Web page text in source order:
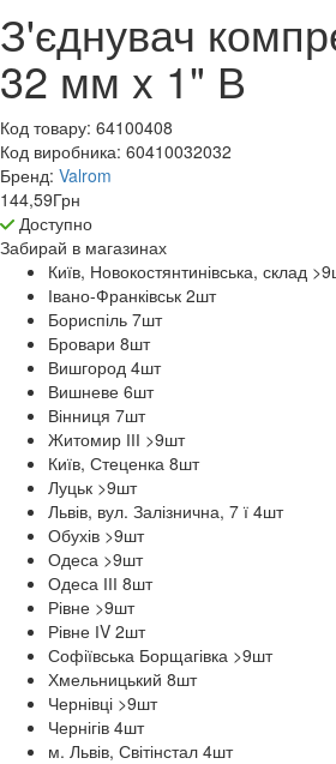
З'єднувач
32 мм x 1" В
Код товару: 64100408
Код виробника: 60410032032
Бренд: Valrom
144,59Грн
Доступно
Забирай в магазинах
Київ, Новокостянтинівська, склад >9
Івано-Франківськ 2шт
Бориспіль 7шт
Бровари 8шт
Вишгород 4шт
Вишневе 6шт
Вінниця 7шт
Житомир ІІІ >9шт
Київ, Стеценка 8шт
Луцьк >9шт
Львів, вул. Залізнична, 7 ї 4шт
Обухів >9шт
Одеса >9шт
Одеса ІІІ 8шт
Рівне >9шт
Рівне ІV 2шт
Софіївська Борщагівка >9шт
Хмельницький 8шт
Чернівці >9шт
Чернігів 4шт
м. Львів, Світінстал 4шт